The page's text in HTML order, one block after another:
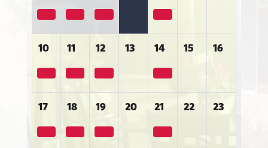
10 11 12 13 14 15 16
17 18 19 20 21 22 23